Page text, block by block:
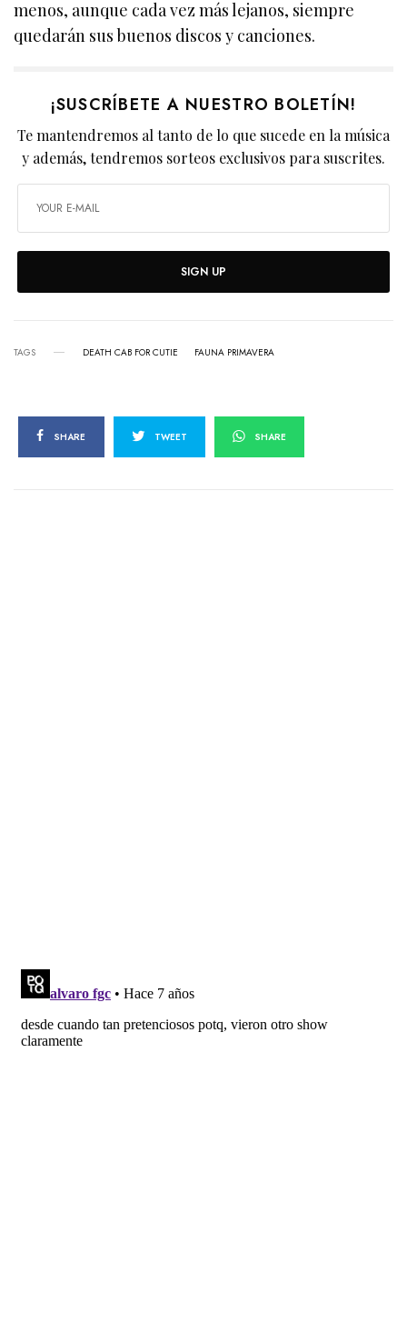
menos, aunque cada vez más lejanos, siempre
quedarán sus buenos discos y canciones.
¡SUSCRÍBETE A NUESTRO BOLETÍN!
Te mantendremos al tanto de lo que sucede en la música
y además, tendremos sorteos exclusivos para suscrites.
SIGN UP
TAGS DEATH CAB FOR CUTIE FAUNA PRIMAVERA
SHARE TWEET SHARE